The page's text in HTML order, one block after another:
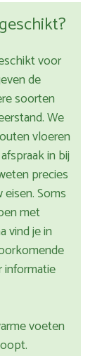
voor
de
soorten
We
vloeren
in bij
precies
Soms
met
vind je in
informatie
voeten